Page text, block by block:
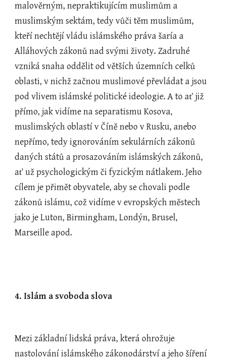
malověrným, nepraktikujícím muslimům a
muslimským sektám, tedy vůči těm muslimům,
kteří nechtějí vládu islámského práva šaría a
Alláhových zákonů nad svými životy. Zadruhé
vzniká snaha oddělit od větších územních celků
oblasti, v nichž začnou muslimové převládat a jsou
pod vlivem islámské politické ideologie. A to ať již
přímo, jak vidíme na separatismu Kosova,
muslimských oblastí v Číně nebo v Rusku, anebo
nepřímo, tedy ignorováním sekulárních zákonů
daných států a prosazováním islámských zákonů,
ať už psychologickým či fyzickým nátlakem. Jeho
cílem je přimět obyvatele, aby se chovali podle
zákonů islámu, což vidíme v evropských městech
jako je Luton, Birmingham, Londýn, Brusel,
Marseille apod.
4. Islám a svoboda slova
Mezi základní lidská práva, která ohrožuje
nastolování islámského zákonodárství a jeho šíření